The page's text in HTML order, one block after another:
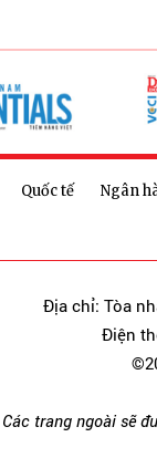
Quốc tế Ngân
Địa chỉ: Tòa
Điện
Các trang ngoài sẽ